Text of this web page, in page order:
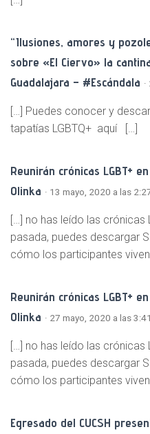
“Ilusiones, amores y
sobre «El Ciervo» la
Guadalajara – #Escándala
[…] Puedes conocer y
tapatías LGBTQ+ aquí […]
Reunirán crónicas LGBT+
Olinka · 13 mayo, 2020 a las
[…] no has leído las crónicas
pasada, puedes descargar
cómo los participantes
Reunirán crónicas LGBT+
Olinka · 27 mayo, 2020 a las
[…] no has leído las crónicas
pasada, puedes descargar
cómo los participantes
Egresado del CUCSH